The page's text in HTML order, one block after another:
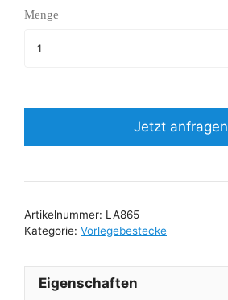
Menge
Jetzt anfragen
Artikelnummer: LA865
Kategorie: Vorlegebestecke
Eigenschaften